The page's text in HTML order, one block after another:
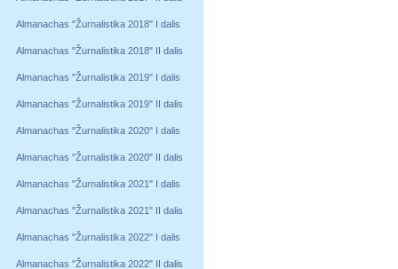
Almanachas "Žurnalistika 2018" I dalis
Almanachas "Žurnalistika 2018" II dalis
Almanachas "Žurnalistika 2019" I dalis
Almanachas "Žurnalistika 2019" II dalis
Almanachas "Žurnalistika 2020" I dalis
Almanachas "Žurnalistika 2020" II dalis
Almanachas "Žurnalistika 2021" I dalis
Almanachas "Žurnalistika 2021" II dalis
Almanachas "Žurnalistika 2022" I dalis
Almanachas "Žurnalistika 2022" II dalis